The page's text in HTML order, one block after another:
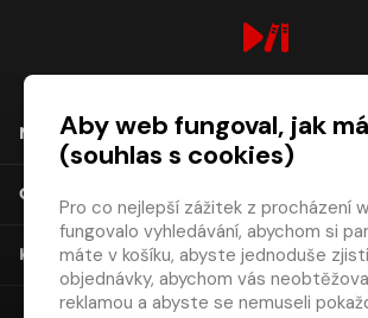
NÁKUP
O SPOLEČNOSTI
KONTAKT
Aby web fungoval, jak má
(souhlas s cookies)
Pro co nejlepší zážitek z procházení
fungovalo vyhledávání, abychom si
máte v košíku, abyste jednoduše
objednávky, abychom vás
reklamou a abyste se nemuseli